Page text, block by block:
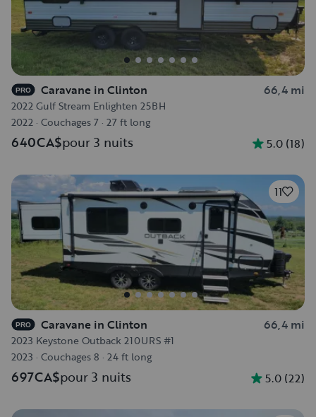
PRO Caravane in Clinton 66,4 mi
2022 Gulf Stream Enlighten 25BH
2022 · Couchages 7 · 27 ft long
640CA$pour 3 nuits 5.0 (18)
11
PRO Caravane in Clinton 66,4 mi
2023 Keystone Outback 210URS #1
2023 · Couchages 8 · 24 ft long
697CA$pour 3 nuits 5.0 (22)